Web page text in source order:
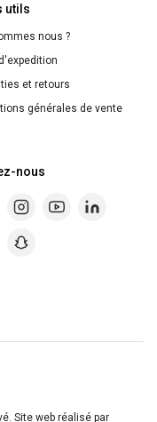
utils
nous ?
et retours
générales de vente
nous
Site web réalisé par